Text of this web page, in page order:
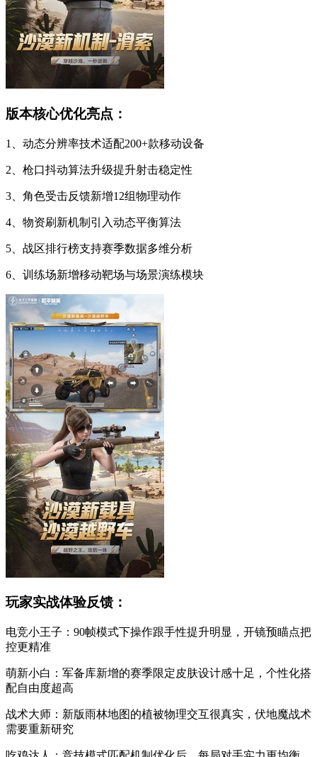
版本核心优化亮点：
1、动态分辨率技术适配200+款移动设备
2、枪口抖动算法升级提升射击稳定性
3、角色受击反馈新增12组物理动作
4、物资刷新机制引入动态平衡算法
5、战区排行榜支持赛季数据多维分析
6、训练场新增移动靶场与场景演练模块
玩家实战体验反馈：
电竞小王子：90帧模式下操作跟手性提升明显，开镜预瞄点把
控更精准
萌新小白：军备库新增的赛季限定皮肤设计感十足，个性化搭
配自由度超高
战术大师：新版雨林地图的植被物理交互很真实，伏地魔战术
需要重新研究